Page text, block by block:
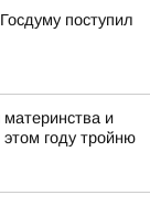
поступил
материнства и
году тройню